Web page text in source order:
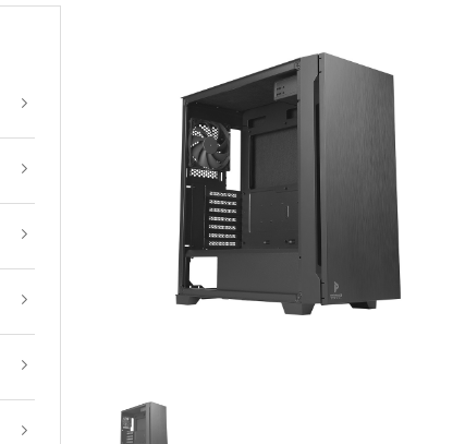
モンハン MH Wilds